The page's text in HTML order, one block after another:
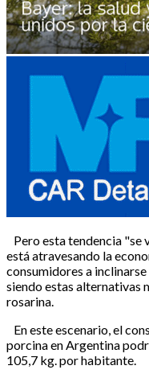
Pero esta tendencia "se
está atravesando la
consumidores a
siendo estas alternativas
rosarina.
En este escenario, el
porcina en Argentina
105,7 kg. por habitante.